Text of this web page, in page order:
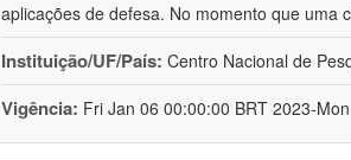
aplicações de defesa. No momento que uma
Instituição/UF/País: Centro Nacional de
Vigência: Fri Jan 06 00:00:00 BRT 2023-